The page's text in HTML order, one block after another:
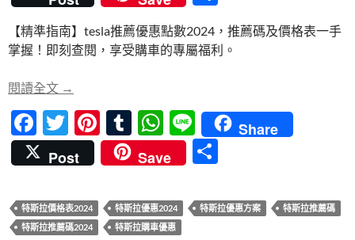
e
b
o
o
k
itt
er
er
es
m
bl
r
at
s
A
p
e
享
【精準指南】tesla推薦優惠點數2024，推薦碼及價格表一手
掌握！即刻查閱，享受購車的專屬福利。
閱讀全文 【精準指南】tesla推薦優惠點數2024，推薦碼及價
→
F
ac
e
b
o
T
w
itt
er
Pi
nt
er
es
t
T
u
m
bl
r
W
h
at
s
A
Li
n
e
Share
Post
Save
特斯拉價格表2024 特斯拉優惠2024 特斯拉優惠方案
特斯拉推薦碼
特斯拉推薦碼2024
特斯拉購車優惠